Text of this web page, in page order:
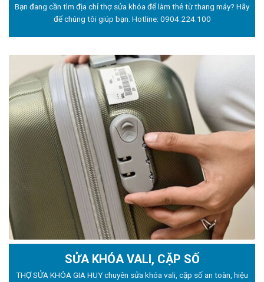
Bạn đang cần tìm địa chỉ thợ sửa khóa để làm thẻ từ thang máy? Hãy
để chúng tôi giúp bạn. Hotline: 0904.224.100
SỬA KHÓA VALI, CẶP SỐ
THỢ SỬA KHÓA GIA HUY chuyên sửa khóa vali, cặp số an toàn, hiệu